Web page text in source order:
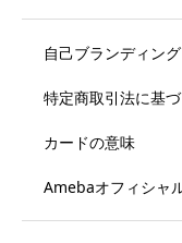
自己ブランディン
特定商取引法に基
カードの意味
Amebaオフィシャ